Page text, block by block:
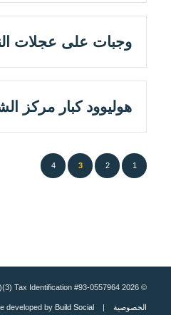
وجبات على عجلات
هوليوود كبار مركز
1
2
3
4
© 2026 Impact NW - 501(c)(3) Tax Identification #93-0557964 |
الخصوصية| Website developed by
Build Social